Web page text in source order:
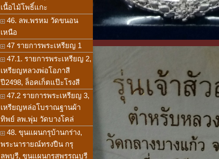
เนื้อไม้โพธิ์แกะ
46. ลพ.พรหม วัดขนอน
เหนือ
47 รายการพระเหรียญ 1
47.1. รายการพระเหรียญ 2,
เหรียญหลวงพ่อโอภาสี
ปี2498, ล็อคเก็ตแป๊ะโรงสี
47.2 รายการพระเหรียญ 3,
เหรียญหล่อโบราณฐานผ้า
ทิพย์ ลพ.พุ่ม วัดบางโคล่
48. ขุนแผนกรุบ้านกร่าง,
พระนารายณ์ทรงปืน กรุ
ลพบุรี, ขุนแผนกรุสุพรรณบุรี